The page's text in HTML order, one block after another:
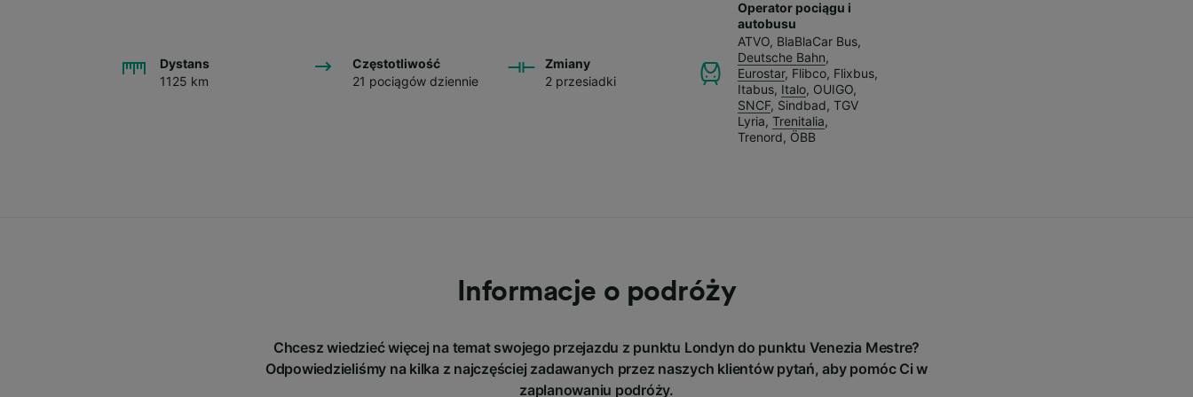
Dystans
1125 km
Częstotliwość
21 pociągów dziennie
Zmiany
2 przesiadki
Operator pociągu i
autobusu
ATVO, BlaBlaCar Bus,
Deutsche Bahn,
Eurostar, Flibco, Flixbus,
Itabus, Italo, OUIGO,
SNCF, Sindbad, TGV
Lyria, Trenitalia,
Trenord, ÖBB
Informacje o podróży
Chcesz wiedzieć więcej na temat swojego przejazdu z punktu Londyn do punktu Venezia Mestre?
Odpowiedzieliśmy na kilka z najczęściej zadawanych przez naszych klientów pytań, aby pomóc Ci w
zaplanowaniu podróży.